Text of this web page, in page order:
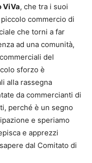
ViVa, che tra i suoi
commercio di
che torni a far
ad una comunità,
del
sforzo è
alla rassegna
da commercianti di
perché è un segno
e speriamo
e apprezzi
dal Comitato di